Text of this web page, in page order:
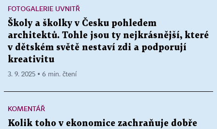
FOTOGALERIE UVNITŘ
Školy a školky v Česku pohledem
architektů. Tohle jsou ty nejkrásnější, které
v dětském světě nestaví zdi a podporují
kreativitu
3. 9. 2025 ▪ 6 min. čtení
KOMENTÁŘ
Kolik toho v ekonomice zachraňuje dobře